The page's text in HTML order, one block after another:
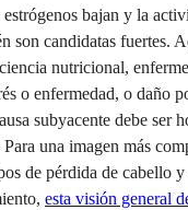
bajan y la
son candidatas fuertes.
nutricional,
o enfermedad, o daño
subyacente debe ser
una imagen más
de pérdida de cabello
esta visión general